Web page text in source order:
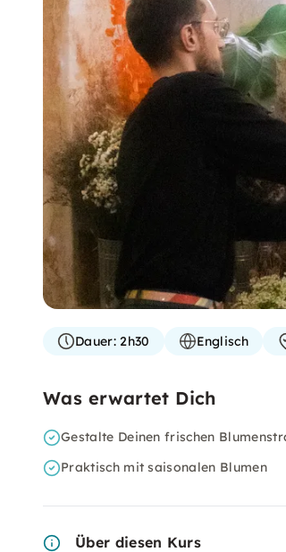
Dauer:2h30 Englisch
Was erwartet Dich
Gestalte Deinen frischen
Praktisch mit saisonalen Blumen
Über diesen Kurs